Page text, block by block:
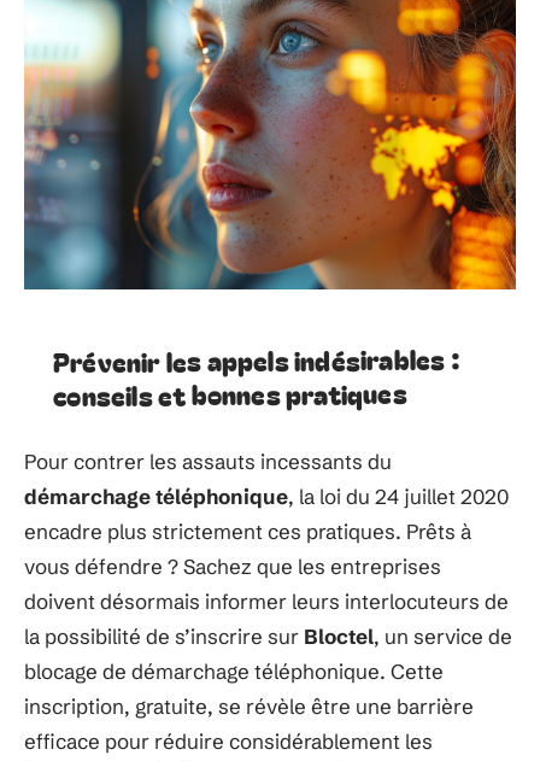
Prévenir les appels indésirables :
conseils et bonnes pratiques
Pour contrer les assauts incessants du
démarchage téléphonique, la loi du 24 juillet 2020
encadre plus strictement ces pratiques. Prêts à
vous défendre ? Sachez que les entreprises
doivent désormais informer leurs interlocuteurs de
la possibilité de s’inscrire sur Bloctel, un service de
blocage de démarchage téléphonique. Cette
inscription, gratuite, se révèle être une barrière
efficace pour réduire considérablement les